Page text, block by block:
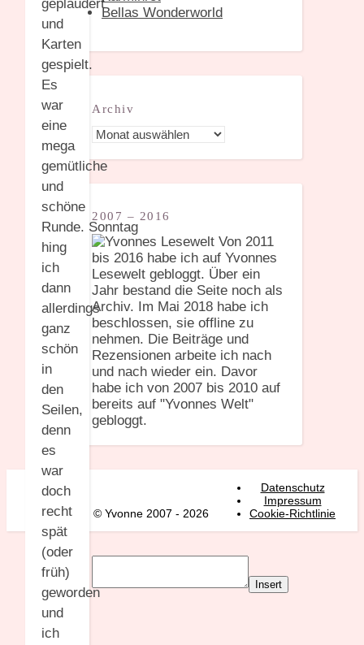
geplaudert
und
Karten
gespielt.
Es
war
eine
mega
gemütliche
und
schöne
Runde. Sonntag
hing
ich
dann
allerdings
ganz
schön
in
den
Seilen,
denn
es
war
doch
recht
spät
(oder
früh)
geworden
und
ich
Bellas Wonderworld
Archiv
Archiv
2007 – 2016
Von 2011
bis 2016 habe ich auf Yvonnes
Lesewelt gebloggt. Über ein
Jahr bestand die Seite noch als
Archiv. Im Mai 2018 habe ich
beschlossen, sie offline zu
nehmen. Die Beiträge und
Rezensionen arbeite ich nach
und nach wieder ein. Davor
habe ich von 2007 bis 2010 auf
bereits auf "Yvonnes Welt"
gebloggt.
© Yvonne 2007 - 2026
Datenschutz
Impressum
Cookie-Richtlinie
Insert